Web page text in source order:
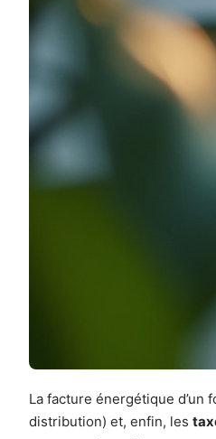
La facture énergétique d’un
distribution) et, enfin, les